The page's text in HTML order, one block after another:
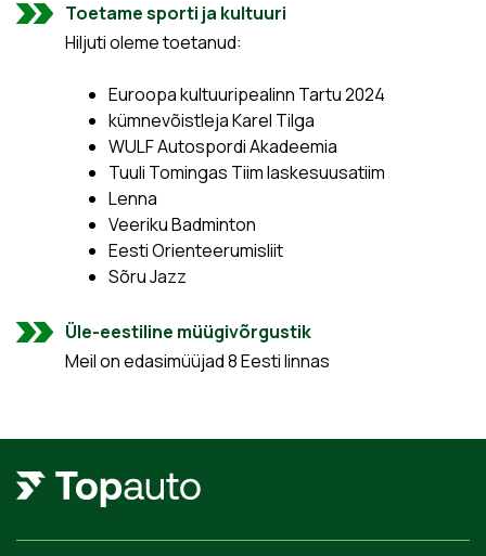
Toetame sporti ja kultuuri
Hiljuti oleme toetanud:
Euroopa kultuuripealinn Tartu 2024
kümnevõistleja Karel Tilga
WULF Autospordi Akadeemia
Tuuli Tomingas Tiim laskesuusatiim
Lenna
Veeriku Badminton
Eesti Orienteerumisliit
Sõru Jazz
Üle-eestiline müügivõrgustik
Meil on edasimüüjad 8 Eesti linnas